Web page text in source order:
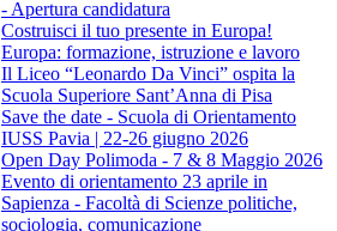
- Apertura candidatura
Costruisci il tuo presente in Europa!
Europa: formazione, istruzione e lavoro
Il Liceo “Leonardo Da Vinci” ospita la
Scuola Superiore Sant’Anna di Pisa
Save the date - Scuola di Orientamento
IUSS Pavia | 22-26 giugno 2026
Open Day Polimoda - 7 & 8 Maggio 2026
Evento di orientamento 23 aprile in
Sapienza - Facoltà di Scienze politiche,
sociologia, comunicazione